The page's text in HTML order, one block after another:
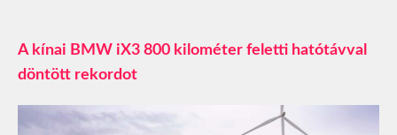
A kínai BMW iX3 800 kilométer feletti hatótávval
döntött rekordot